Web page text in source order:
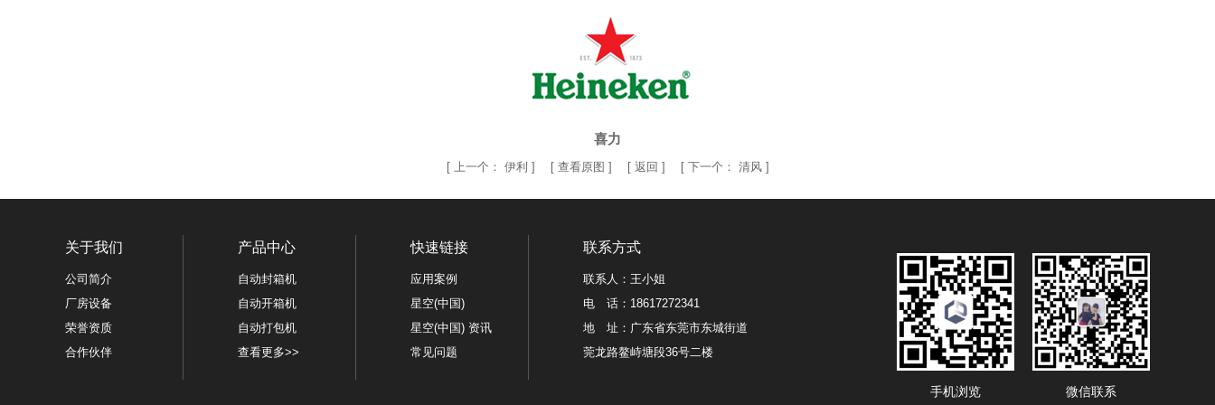
喜力
[ 上一个： 伊利 ] [ 查看原图 ] [ 返回 ] [ 下一个： 清风]
关于我们
公司简介
厂房设备
荣誉资质
合作伙伴
产品中心
自动封箱机
自动开箱机
自动打包机
查看更多>>
快速链接
应用案例
星空(中国)
星空(中国) 资讯
常见问题
联系方式
联系人：王小姐
电 话：18617272341
地 址：广东省东莞市东城街道
莞龙路鳌峙塘段36号二楼
微信联系
手机浏览